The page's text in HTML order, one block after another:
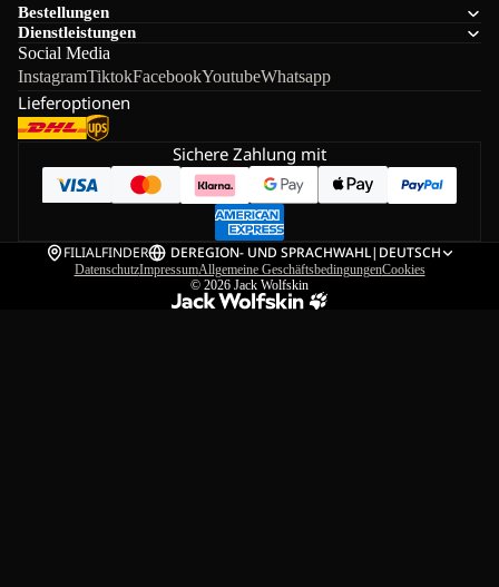
Bestellungen
Dienstleistungen
Social Media
InstagramTiktokFacebookYoutubeWhatsapp
Lieferoptionen
Sichere Zahlung mit
FILIALFINDER DEREGION- UND SPRACHWAHL| DEUTSCH
DatenschutzImpressumAllgemeine GeschäftsbedingungenCookies
© 2026 Jack Wolfskin